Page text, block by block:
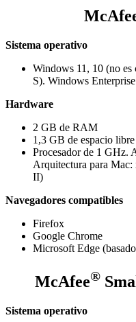
Sistema operativo
Windows 11, 10 (no
S). Windows
Hardware
2 GB de RAM
1,3 GB de espacio
Procesador de 1 GHz.
Arquitectura para
II)
Navegadores compatibles
Firefox
Google Chrome
Microsoft Edge
McAfee®
Sistema operativo